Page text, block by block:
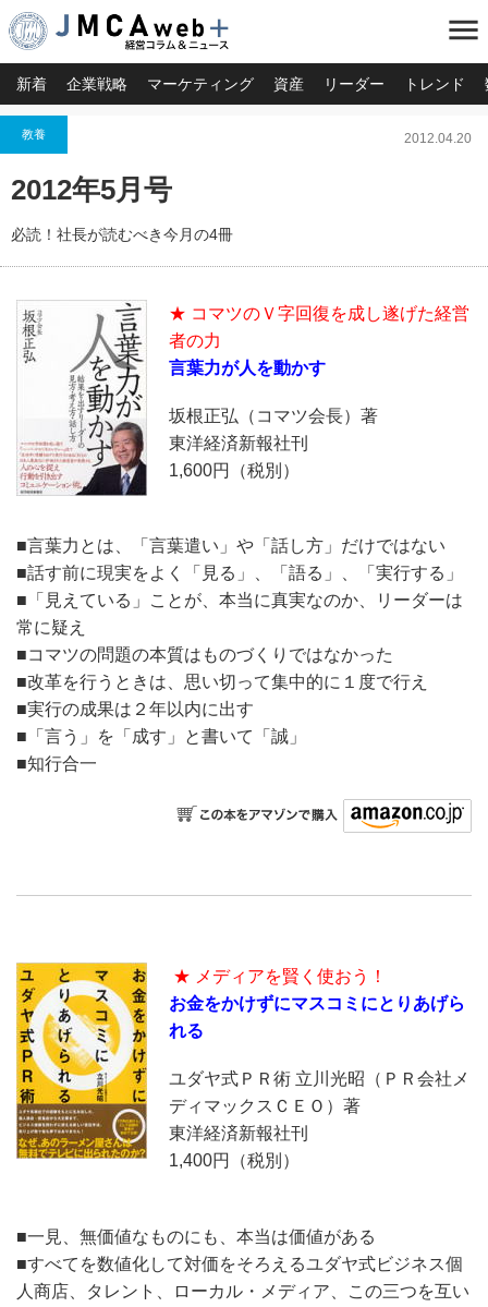
menu
新着 企業戦略 マーケティング 資産 リーダー トレンド
教養 2012.04.20
2012年5月号
必読！社長が読むべき今月の4冊
★ コマツのＶ字回復を成し遂げた経営
者の力
言葉力が人を動かす
坂根正弘（コマツ会長）著
東洋経済新報社刊
1,600円（税別）
■言葉力とは、「言葉遣い」や「話し方」だけではない
■話す前に現実をよく「見る」、「語る」、「実行する」
■ 「見えている」ことが、本当に真実なのか、リーダーは
常に疑え
■コマツの問題の本質はものづくりではなかった
■改革を行うときは、思い切って集中的に１度で行え
■実行の成果は２年以内に出す
■ 「言う」を「成す」と書いて「誠」
■知行合一
★ メディアを賢く使おう！
お金をかけずにマスコミにとりあげら
れる
ユダヤ式ＰＲ術 立川光昭（ＰＲ会社メ
ディマックスＣＥＯ）著
東洋経済新報社刊
1,400円（税別）
■一見、無価値なものにも、本当は価値がある
■すべてを数値化して対価をそろえるユダヤ式ビジネス個
人商店、タレント、ローカル・メディア、この三つを互い